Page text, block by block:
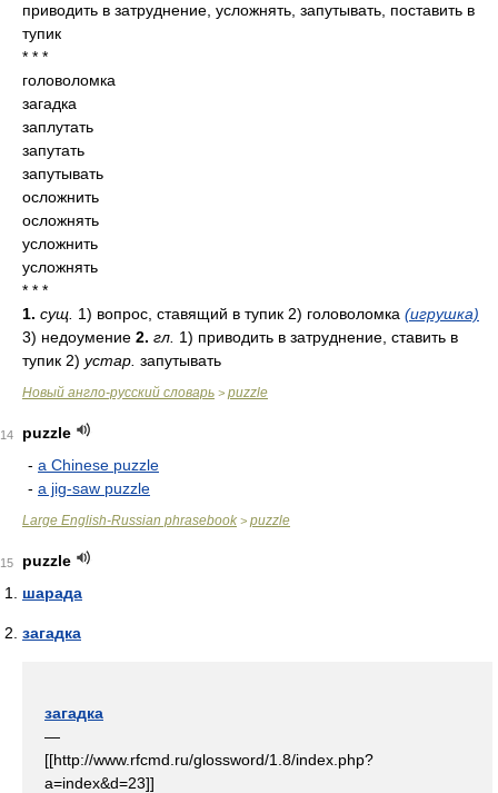
приводить в затруднение, усложнять, запутывать, поставить в
тупик
* * *
головоломка
загадка
заплутать
запутать
запутывать
осложнить
осложнять
усложнить
усложнять
* * *
1. сущ. 1) вопрос, ставящий в тупик 2) головоломка (игрушка)
3) недоумение 2. гл. 1) приводить в затруднение, ставить в
тупик 2) устар. запутывать
Новый англо-русский словарь > puzzle
14
puzzle
- a Chinese puzzle
- a jig-saw puzzle
Large English-Russian phrasebook > puzzle
15
puzzle
шарада
загадка
загадка
—
[[http://www.rfcmd.ru/glossword/1.8/index.php?
a=index&d=23]]